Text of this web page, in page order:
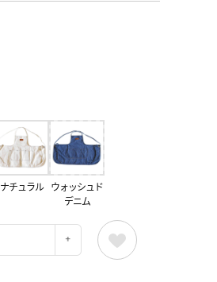
ナチュラル
ウォッシュド
デニム